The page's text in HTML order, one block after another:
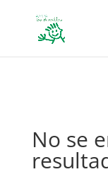
No se